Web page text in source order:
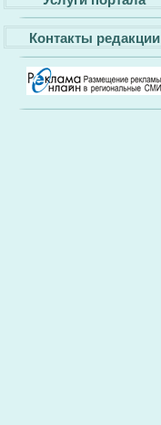
Контакты редакции